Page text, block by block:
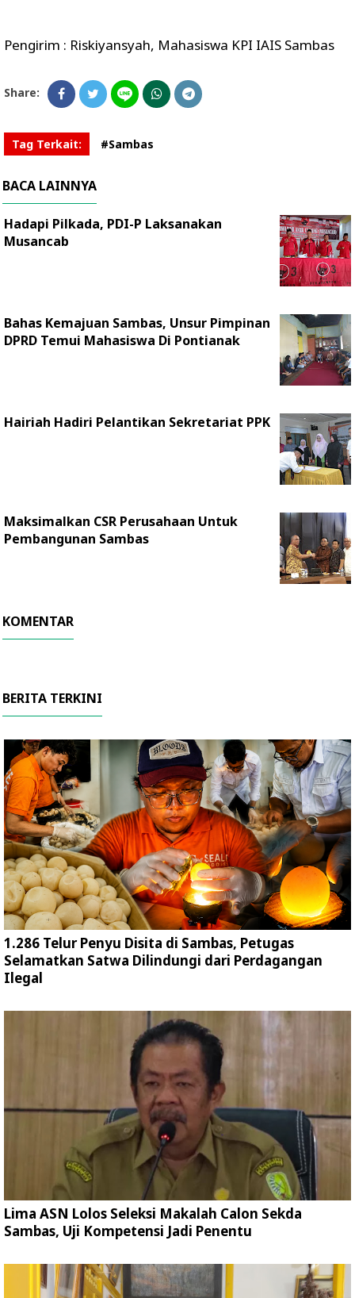
Pengirim : Riskiyansyah, Mahasiswa KPI IAIS Sambas
Share:
Tag Terkait: #Sambas
BACA LAINNYA
Hadapi Pilkada, PDI-P Laksanakan
Musancab
Bahas Kemajuan Sambas, Unsur Pimpinan
DPRD Temui Mahasiswa Di Pontianak
Hairiah Hadiri Pelantikan Sekretariat PPK
Maksimalkan CSR Perusahaan Untuk
Pembangunan Sambas
KOMENTAR
BERITA TERKINI
1.286 Telur Penyu Disita di Sambas, Petugas
Selamatkan Satwa Dilindungi dari Perdagangan
Ilegal
Lima ASN Lolos Seleksi Makalah Calon Sekda
Sambas, Uji Kompetensi Jadi Penentu